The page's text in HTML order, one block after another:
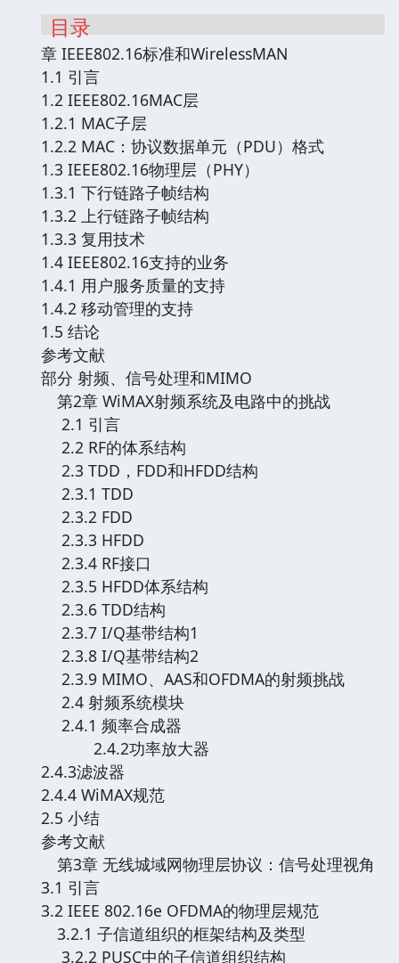
目录
章 IEEE802.16标准和WirelessMAN
1.1 引言
1.2 IEEE802.16MAC层
1.2.1 MAC子层
1.2.2 MAC：协议数据单元（PDU）格式
1.3 IEEE802.16物理层（PHY）
1.3.1 下行链路子帧结构
1.3.2 上行链路子帧结构
1.3.3 复用技术
1.4 IEEE802.16支持的业务
1.4.1 用户服务质量的支持
1.4.2 移动管理的支持
1.5 结论
参考文献
部分 射频、信号处理和MIMO
第2章 WiMAX射频系统及电路中的挑战
2.1 引言
2.2 RF的体系结构
2.3 TDD，FDD和HFDD结构
2.3.1 TDD
2.3.2 FDD
2.3.3 HFDD
2.3.4 RF接口
2.3.5 HFDD体系结构
2.3.6 TDD结构
2.3.7 I/Q基带结构1
2.3.8 I/Q基带结构2
2.3.9 MIMO、AAS和OFDMA的射频挑战
2.4 射频系统模块
2.4.1 频率合成器
2.4.2功率放大器
2.4.3滤波器
2.4.4 WiMAX规范
2.5 小结
参考文献
第3章 无线城域网物理层协议：信号处理视角
3.1 引言
3.2 IEEE 802.16e OFDMA的物理层规范
3.2.1 子信道组织的框架结构及类型
3.2.2 PUSC中的子信道组织结构